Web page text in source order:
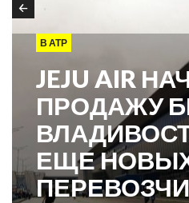
В АТР
JEJU AIR
ПРОДАЖУ
ЕЩЕ